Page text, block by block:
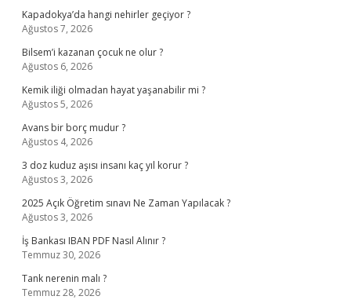
Kapadokya’da hangi nehirler geçiyor ?
Ağustos 7, 2026
Bilsem’i kazanan çocuk ne olur ?
Ağustos 6, 2026
Kemik iliği olmadan hayat yaşanabilir mi ?
Ağustos 5, 2026
Avans bir borç mudur ?
Ağustos 4, 2026
3 doz kuduz aşısı insanı kaç yıl korur ?
Ağustos 3, 2026
2025 Açık Öğretim sınavı Ne Zaman Yapılacak ?
Ağustos 3, 2026
İş Bankası IBAN PDF Nasıl Alınır ?
Temmuz 30, 2026
Tank nerenin malı ?
Temmuz 28, 2026